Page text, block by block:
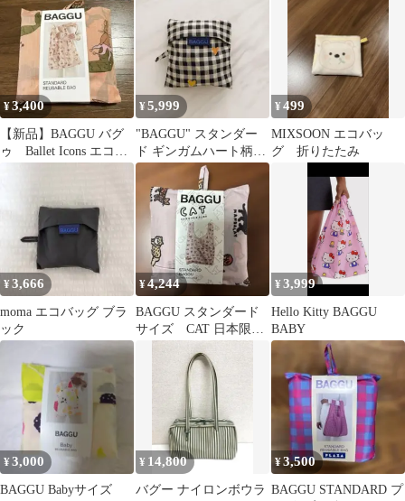
¥3,400
【新品】BAGGU バグ
ゥ Ballet Icons エコバ
¥5,999
"BAGGU" スタンダー
ド ギンガムハート柄
ギンガムチェック ハ
ート
¥499
MIXSOON エコバッ
グ 折りたたみ
¥3,666
moma エコバッグ ブラ
ック
¥4,244
BAGGU スタンダード
サイズ CAT 日本限定
¥3,999
Hello Kitty BAGGU
BABY
¥3,000
BAGGU Babyサイズ
¥ 14,800
バグー ナイロンボウラ
¥3,500
BAGGU STANDARD プ